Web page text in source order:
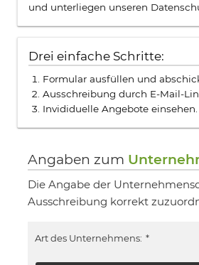
und unterliegen unseren
Drei einfache Schritte:
Formular ausfüllen und
Ausschreibung durch E-Mail-
Invididuelle Angebote einsehen.
Angaben zum
Die Angabe der
Ausschreibung korrekt
Art des Unternehmens: *